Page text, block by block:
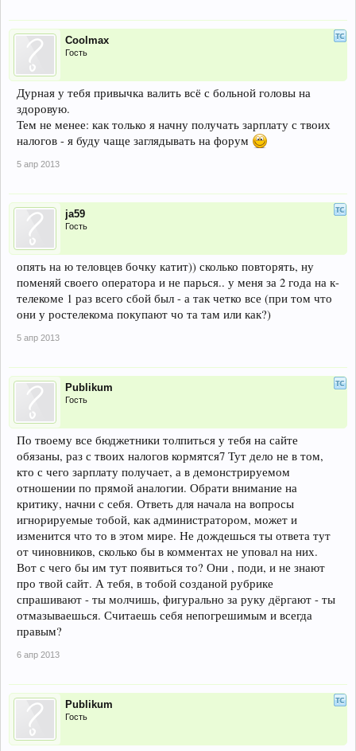
Coolmax
Гость
Дурная у тебя привычка валить всё с больной головы на
здоровую.
Тем не менее: как только я начну получать зарплату с твоих
налогов - я буду чаще заглядывать на форум
5 апр 2013
ja59
Гость
опять на ю теловцев бочку катит)) сколько повторять, ну
поменяй своего оператора и не парься.. у меня за 2 года на к-
телекоме 1 раз всего сбой был - а так четко все (при том что
они у ростелекома покупают чо та там или как?)
5 апр 2013
Publikum
Гость
По твоему все бюджетники толпиться у тебя на сайте
обязаны, раз с твоих налогов кормятся7 Тут дело не в том,
кто с чего зарплату получает, а в демонстрируемом
отношении по прямой аналогии. Обрати внимание на
критику, начни с себя. Ответь для начала на вопросы
игнорируемые тобой, как администратором, может и
изменится что то в этом мире. Не дождешься ты ответа тут
от чиновников, сколько бы в комментах не уповал на них.
Вот с чего бы им тут появиться то? Они , поди, и не знают
про твой сайт. А тебя, в тобой созданой рубрике
спрашивают - ты молчишь, фигурально за руку дёргают - ты
отмазываешься. Считаешь себя непогрешимым и всегда
правым?
6 апр 2013
Publikum
Гость